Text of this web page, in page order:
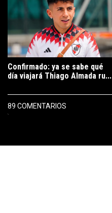
Confirmado: ya se sabe qué
día viajará Thiago Almada ru...
89 COMENTARIOS